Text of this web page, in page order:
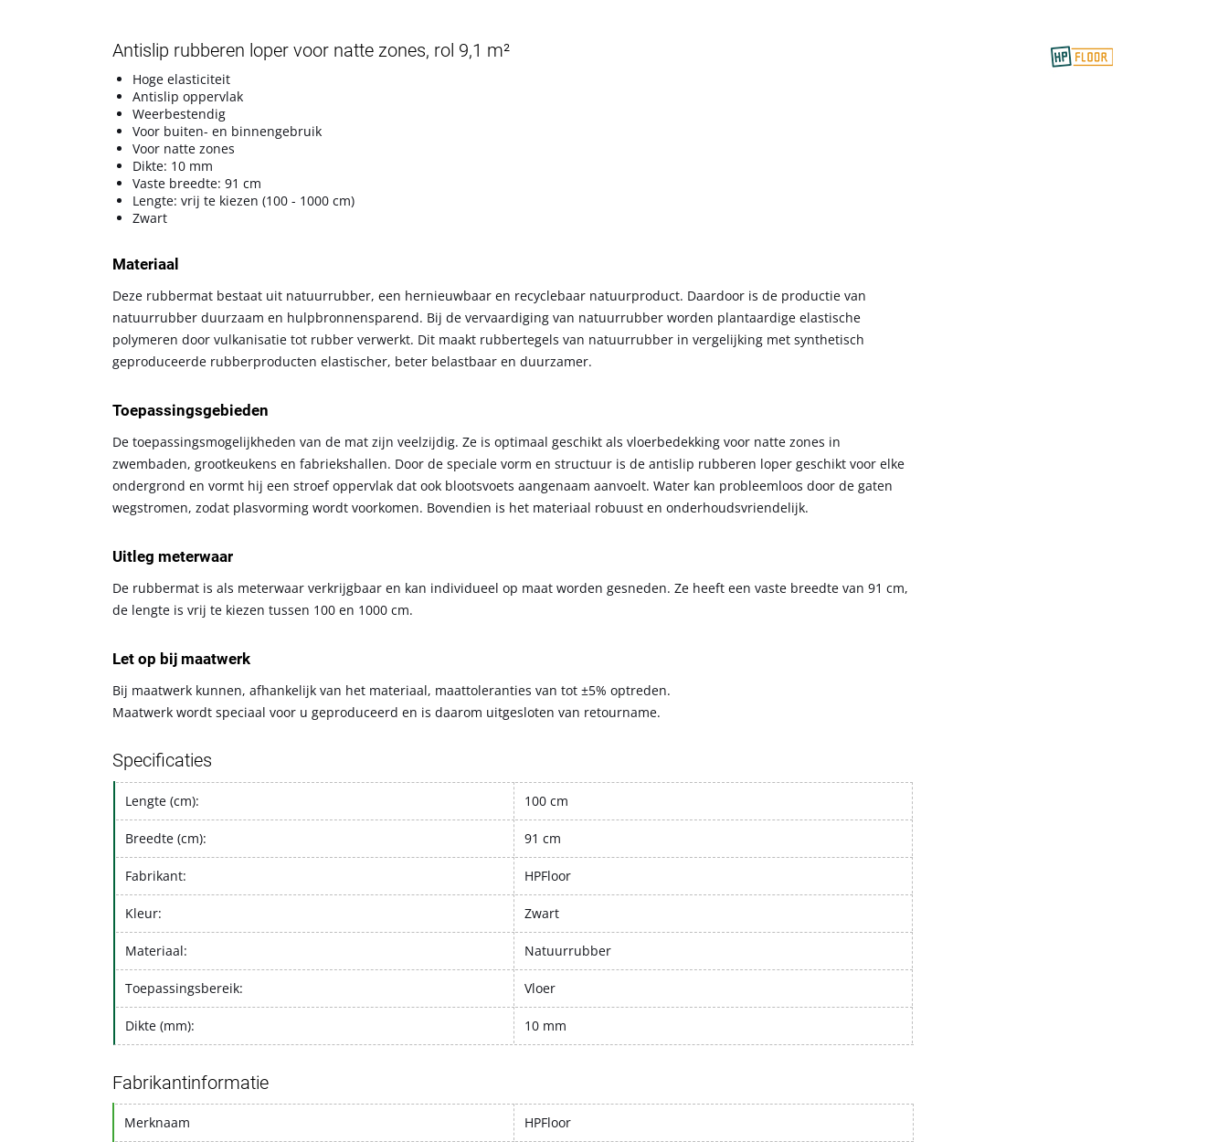
Antislip rubberen loper voor natte zones, rol 9,1 m²
Hoge elasticiteit
Antislip oppervlak
Weerbestendig
Voor buiten- en binnengebruik
Voor natte zones
Dikte: 10 mm
Vaste breedte: 91 cm
Lengte: vrij te kiezen (100 - 1000 cm)
Zwart
Materiaal
Deze rubbermat bestaat uit natuurrubber, een hernieuwbaar en recyclebaar natuurproduct. Daardoor is de productie van
natuurrubber duurzaam en hulpbronnensparend. Bij de vervaardiging van natuurrubber worden plantaardige elastische
polymeren door vulkanisatie tot rubber verwerkt. Dit maakt rubbertegels van natuurrubber in vergelijking met synthetisch
geproduceerde rubberproducten elastischer, beter belastbaar en duurzamer.
Toepassingsgebieden
De toepassingsmogelijkheden van de mat zijn veelzijdig. Ze is optimaal geschikt als vloerbedekking voor natte zones in
zwembaden, grootkeukens en fabriekshallen. Door de speciale vorm en structuur is de antislip rubberen loper geschikt voor elke
ondergrond en vormt hij een stroef oppervlak dat ook blootsvoets aangenaam aanvoelt. Water kan probleemloos door de gaten
wegstromen, zodat plasvorming wordt voorkomen. Bovendien is het materiaal robuust en onderhoudsvriendelijk.
Uitleg meterwaar
De rubbermat is als meterwaar verkrijgbaar en kan individueel op maat worden gesneden. Ze heeft een vaste breedte van 91 cm,
de lengte is vrij te kiezen tussen 100 en 1000 cm.
Let op bij maatwerk
Bij maatwerk kunnen, afhankelijk van het materiaal, maattoleranties van tot ±5% optreden.
Maatwerk wordt speciaal voor u geproduceerd en is daarom uitgesloten van retourname.
Specificaties
Lengte (cm): 100 cm
Breedte (cm): 91 cm
Fabrikant: HPFloor
Kleur: Zwart
Materiaal: Natuurrubber
Toepassingsbereik: Vloer
Dikte (mm): 10 mm
Fabrikantinformatie
Merknaam HPFloor